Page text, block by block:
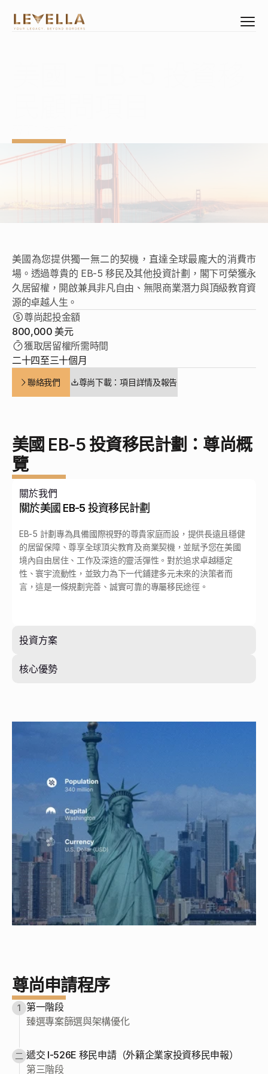
關於我們
卓見
卓見
聯絡我們
臻選物業
企業專屬睿智培訓
美國為您提供獨一無二的契機，直達全球最龐大的消費市
場。透過尊貴的 EB-5 移民及其他投資計劃，閣下可榮獲永
久居留權，開啟兼具非凡自由、無限商業潛力與頂級教育資
源的卓越人生。
尊尚起投金額
800,000 美元
獲取居留權所需時間
二十四至三十個月
聯絡我們 尊尚下載：項目詳情及報告
美國 EB-5 投資移民計劃：尊尚概
覽
關於我們
關於美國 EB-5 投資移民計劃
EB-5 計劃專為具備國際視野的尊貴家庭而設，提供長遠且穩健
的居留保障、尊享全球頂尖教育及商業契機，並賦予您在美國
境內自由居住、工作及深造的靈活彈性。對於追求卓越穩定
性、寰宇流動性，並致力為下一代鋪建多元未來的決策者而
言，這是一條規劃完善、誠實可靠的專屬移民途徑。
投資方案
核心優勢
尊尚申請程序
1
第一階段
臻選專案篩選與架構優化
二 遞交 I-526E 移民申請（外籍企業家投資移民申報）
第三階段